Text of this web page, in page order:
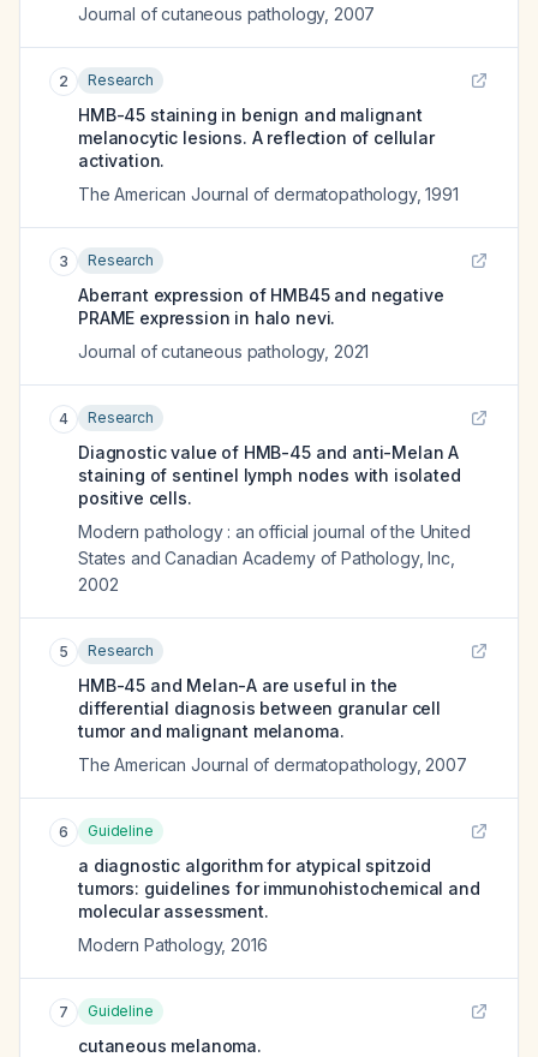
Journal of cutaneous pathology, 2007
2 Research
HMB-45 staining in benign and malignant
melanocytic lesions. A reflection of cellular
activation.
The American Journal of dermatopathology,1991
3 Research
Aberrant expression of HMB45 and negative
PRAME expression in halo nevi.
Journal of cutaneous pathology, 2021
4 Research
Diagnostic value of HMB-45 and anti-Melan A
staining of sentinel lymph nodes with isolated
positive cells.
Modern pathology : an official journal of the United
States and Canadian Academy of Pathology, Inc
2002
5 Research
HMB-45 and Melan-A are useful in the
differential diagnosis between granular cell
tumor and malignant melanoma.
The American Journal of dermatopathology, 2007
6 Guideline
a diagnostic algorithm for atypical spitzoid
tumors: guidelines for immunohistochemical and
molecular assessment.
Modern Pathology, 2016
7 Guideline
cutaneous melanoma.